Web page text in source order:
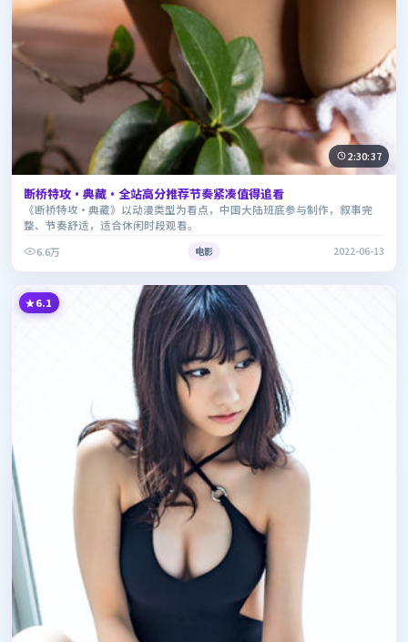
2:30:37
断桥特攻·典藏·全站高分推荐节奏紧凑值得追看
《断桥特攻·典藏》以动漫类型为看点，中国大陆班底参与制作，叙事完
整、节奏舒适，适合休闲时段观看。
6.6万
电影 2022-06-13
6.1